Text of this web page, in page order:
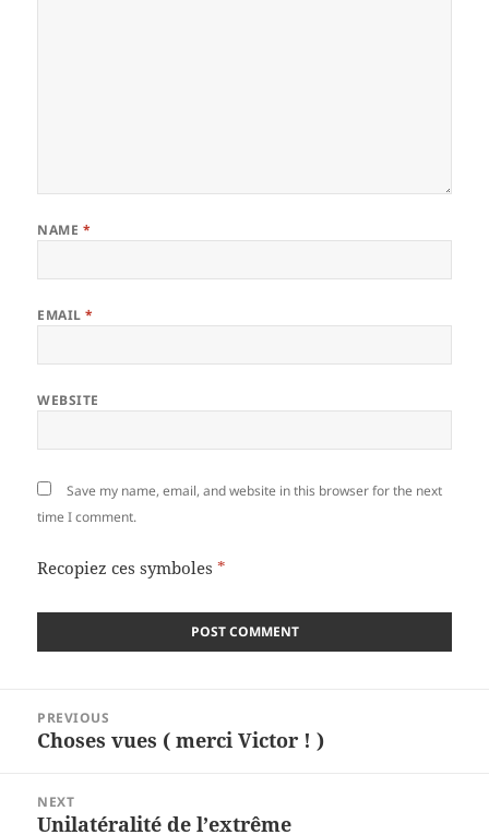
NAME *
EMAIL*
WEBSITE
Save my name, email, and website in this browser for the next
time I comment.
Recopiez ces symboles *
navigation
PREVIOUS
Previous
Choses vues ( merci Victor ! )
NEXT
Next
Unilatéralité de l’extrême